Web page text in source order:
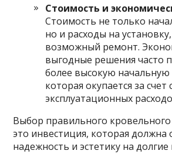
Стоимость и
Стоимость не только
но и расходы на
возможный ремонт.
выгодные решения часто
более высокую
которая окупается за
эксплуатационных
Выбор правильного
это инвестиция, которая должна
надежность и эстетику на долгие